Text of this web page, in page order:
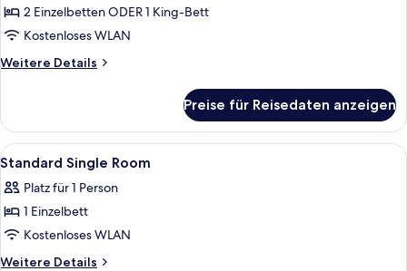
oder
-
anzeigen
2 Einzelbetten ODER 1 King-Bett
Kostenloses WLAN
Weitere Details
Weitere
Doppel-
oder
-
Zweibettzimmer
Preise für Reisedaten anzeigen
Alle
Fotos
für
Standard
Single
Room
Ein Hotelzimmer mit Bett,
4
Standard Single Room
Platz für 1 Person
1 Einzelbett
Kostenloses WLAN
Weitere Details
Weitere